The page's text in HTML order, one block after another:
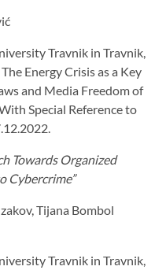
Travnik in Travnik,
Energy Crisis as a Key
and Media Freedom of
Special Reference to
Towards Organized
Cybercrime”
Tijana Bombol
Travnik in Travnik,